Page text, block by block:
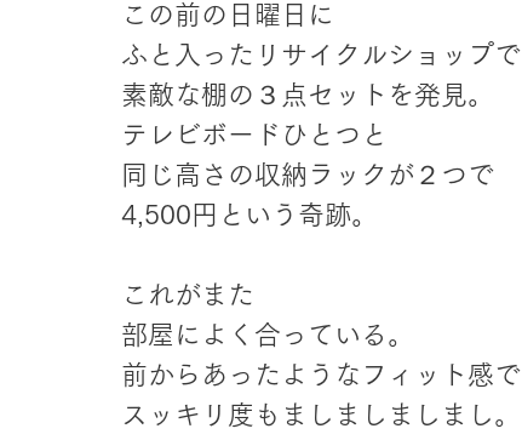
この前の日曜日に
ふと入ったリサイクルショップで
素敵な棚の３点セットを発見。
テレビボードひとつと
同じ高さの収納ラックが２つで
4,500円という奇跡。
これがまた
部屋によく合っている。
前からあったようなフィット感で
スッキリ度もましましましまし。